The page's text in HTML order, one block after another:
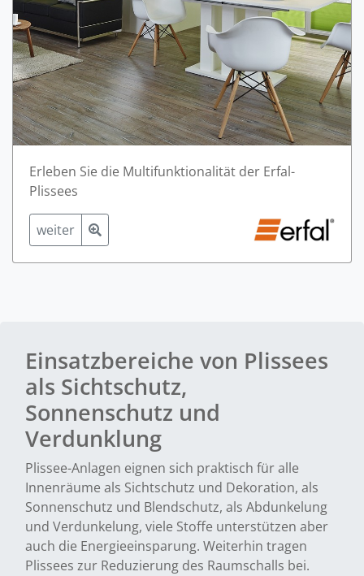
Erleben Sie die Multifunktionalität der Erfal-
Plissees
weiter
Einsatzbereiche von Plissees
als Sichtschutz,
Sonnenschutz und
Verdunklung
Plissee-Anlagen eignen sich praktisch für alle
Innenräume als Sichtschutz und Dekoration, als
Sonnenschutz und Blendschutz, als Abdunkelung
und Verdunkelung, viele Stoffe unterstützen aber
auch die Energieeinsparung. Weiterhin tragen
Plissees zur Reduzierung des Raumschalls bei.